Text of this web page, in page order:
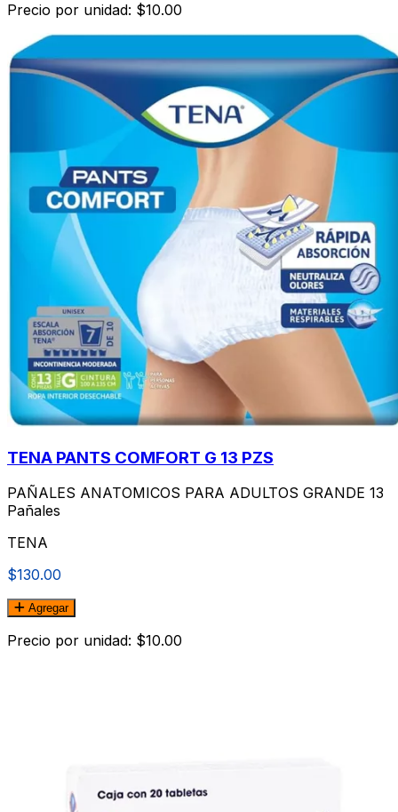
Precio por unidad: $10.00
TENA PANTS COMFORT G 13 PZS
PAÑALES ANATOMICOS PARA ADULTOS GRANDE 13
Pañales
TENA
$130.00
Agregar
Precio por unidad: $10.00